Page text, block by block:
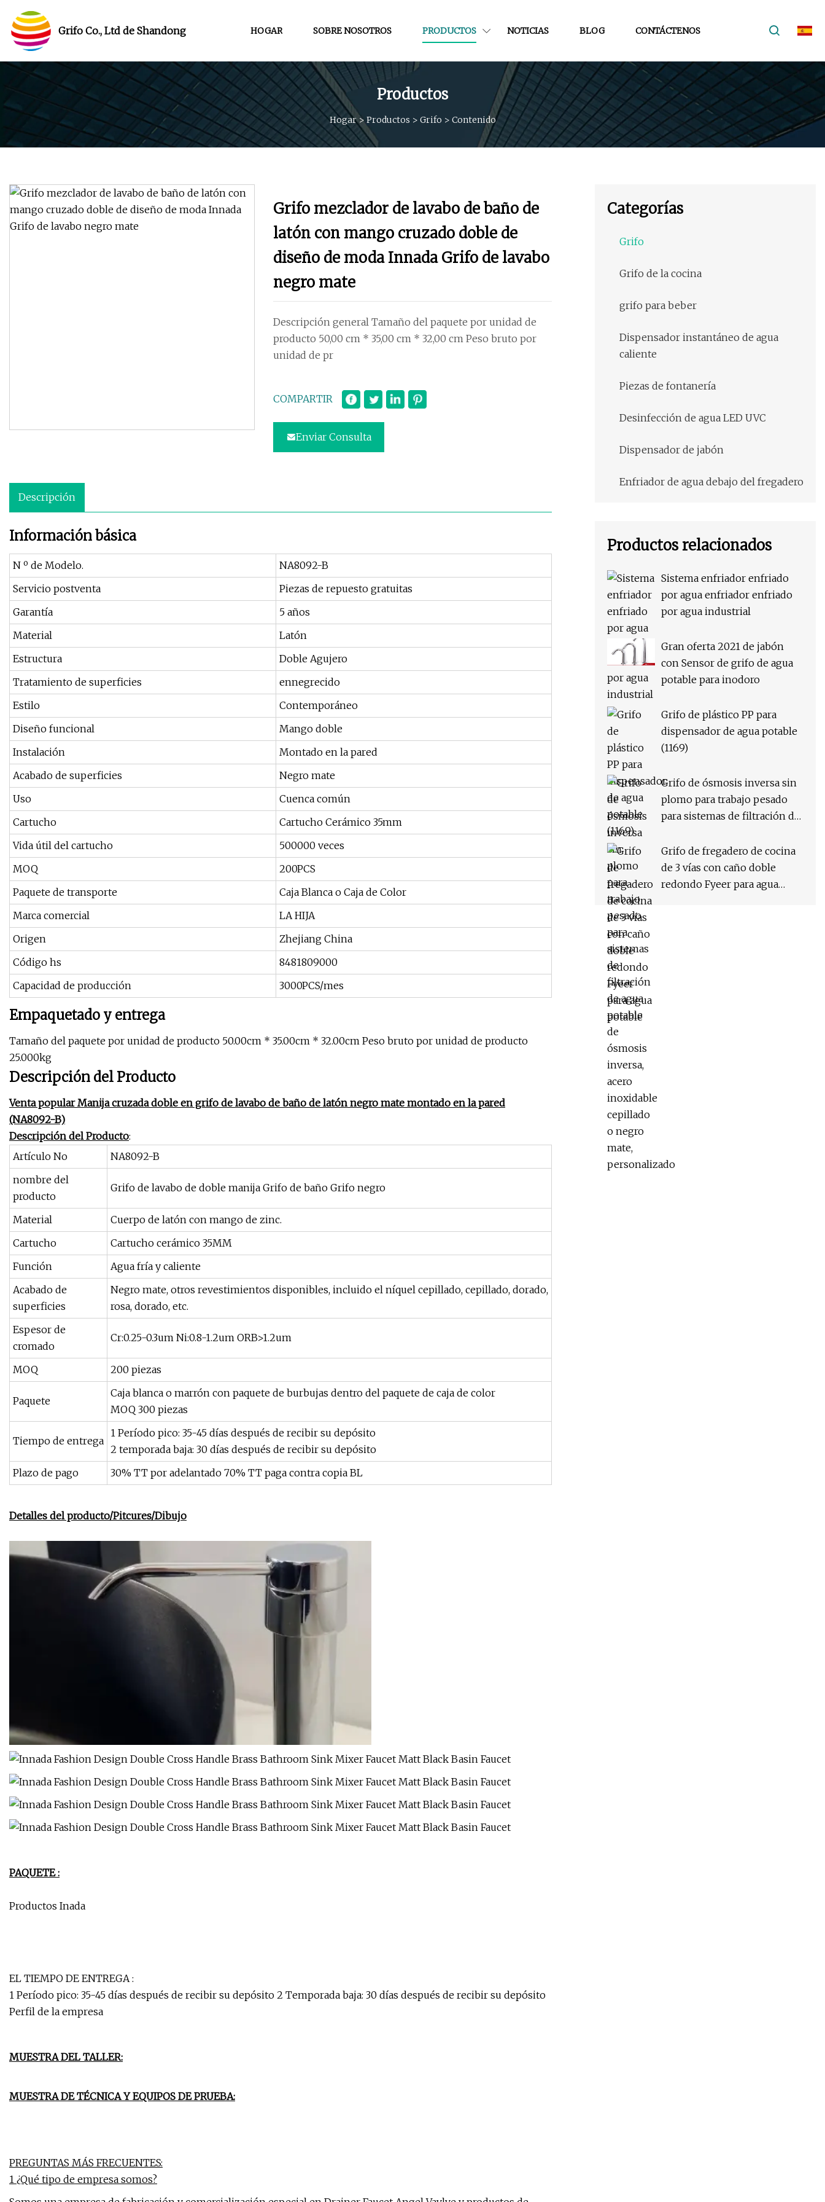
Grifo Co., Ltd de Shandong HOGAR SOBRE NOSOTROS PRODUCTOS NOTICIAS BLOG CONTÁCTENOS
Productos
Hogar> Productos > Grifo > Contenido
Grifo mezclador de lavabo de baño de
latón con mango cruzado doble de
diseño de moda Innada Grifo de lavabo
negro mate
Descripción general Tamaño del paquete por unidad de
producto 50,00 cm * 35,00 cm * 32,00 cm Peso bruto por
unidad de pr
COMPARTIR
Enviar Consulta
Descripción
Información básica
N º de Modelo.
NA8092-B
Servicio postventa
Piezas de repuesto gratuitas
Garantía
5 años
Material
Latón
Estructura
Doble Agujero
Tratamiento de superficies
ennegrecido
Estilo
Contemporáneo
Diseño funcional
Mango doble
Instalación
Montado en la pared
Acabado de superficies
Negro mate
Uso
Cuenca común
Cartucho
Cartucho Cerámico 35mm
Vida útil del cartucho
500000 veces
MOQ
200PCS
Paquete de transporte
Caja Blanca o Caja de Color
Marca comercial
LA HIJA
Origen
Zhejiang China
Código hs
8481809000
Capacidad de producción
3000PCS/mes
Empaquetado y entrega
Tamaño del paquete por unidad de producto 50.00cm * 35.00cm * 32.00cm Peso bruto por unidad de producto
25.000kg
Descripción del Producto
Venta popular Manija cruzada doble en grifo de lavabo de baño de latón negro mate montado en la pared
(NA8092-B)
Descripción del Producto:
Artículo No
NA8092-B
nombre del
producto
Grifo de lavabo de doble manija Grifo de baño Grifo negro
Material
Cuerpo de latón con mango de zinc.
Cartucho
Cartucho cerámico 35MM
Función
Agua fría y caliente
Acabado de
superficies
Negro mate, otros revestimientos disponibles, incluido el níquel cepillado, cepillado, dorado,
rosa, dorado, etc.
Espesor de
cromado
Cr:0.25-0.3um Ni:0.8-1.2um ORB>1.2um
MOQ 200 piezas
Paquete
Caja blanca o marrón con paquete de burbujas dentro del paquete de caja de color
MOQ 300 piezas
Tiempo de entrega
1 Período pico: 35-45 días después de recibir su depósito
2 temporada baja: 30 días después de recibir su depósito
Plazo de pago
30% TT por adelantado 70% TT paga contra copia BL
Detalles del producto/Pitcures/Dibujo
PAQUETE :
Productos Inada
EL TIEMPO DE ENTREGA :
1 Período pico: 35-45 días después de recibir su depósito 2 Temporada baja: 30 días después de recibir su depósito
Perfil de la empresa
MUESTRA DEL TALLER:
MUESTRA DE TÉCNICA Y EQUIPOS DE PRUEBA:
PREGUNTAS MÁS FRECUENTES:
1 ¿Qué tipo de empresa somos?
Categorías
Grifo
Grifo de la cocina
grifo para beber
Dispensador instantáneo de agua
caliente
Piezas de fontanería
Desinfección de agua LED UVC
Dispensador de jabón
Enfriador de agua debajo del fregadero
Productos relacionados
Sistema enfriador enfriado
por agua enfriador enfriado
por agua industrial
Gran oferta 2021 de jabón
con Sensor de grifo de agua
potable para inodoro
Grifo de plástico PP para
dispensador de agua potable
(1169)
Grifo de ósmosis inversa sin
plomo para trabajo pesado
para sistemas de filtración de
inversa, acero inoxidable
cepillado o negro mate,
personalizado
Grifo de fregadero de cocina
de 3 vías con caño doble
redondo Fyeer para agua